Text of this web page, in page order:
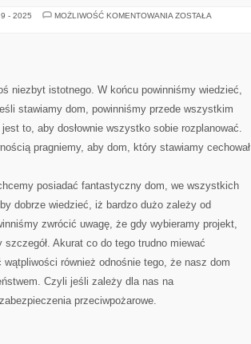
- 2025 MOŻLIWOŚĆ KOMENTOWANIA CZYM
ZOSTAŁA
niezbyt istotnego. W końcu powinniśmy wiedzieć,
stawiamy dom, powinniśmy przede wszystkim
to, aby dosłownie wszystko sobie rozplanować.
pragniemy, aby dom, który stawiamy cechował
posiadać fantastyczny dom, we wszystkich
dobrze wiedzieć, iż bardzo dużo zależy od
zwrócić uwagę, że gdy wybieramy projekt,
Akurat co do tego trudno miewać
również odnośnie tego, że nasz dom
Czyli jeśli zależy dla nas na
przeciwpożarowe.